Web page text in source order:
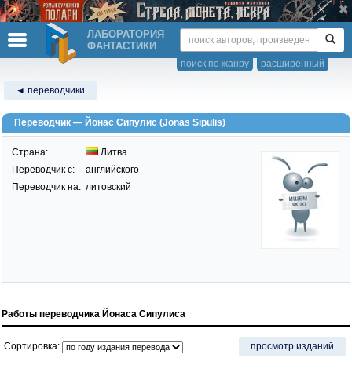
ЛАБОРАТОРИЯ
ФАНТАСТИКИ
расширенный
поиск по жанру
◄ переводчики
Переводчик — Йонас Сипулис (Jonas Sipulis)
Страна:
Литва
Переводчик c:
английского
Переводчик на: литовский
Работы переводчика Йонаса Сипулиса
Сортировка: просмотр изданий